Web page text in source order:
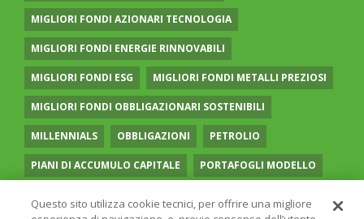
MIGLIORI FONDI AZIONARI TECNOLOGIA
MIGLIORI FONDI ENERGIE RINNOVABILI
MIGLIORI FONDI ESG MIGLIORI FONDI METALLI PREZIOSI
MIGLIORI FONDI OBBLIGAZIONARI SOSTENIBILI
MILLENNIALS OBBLIGAZIONI PETROLIO
PIANI DI ACCUMULO CAPITALE PORTAFOGLI MODELLO
Questo sito utilizza cookie tecnici, per offrire una migliore